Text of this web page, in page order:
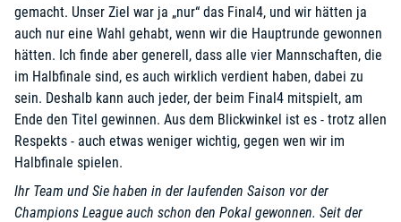
gemacht. Unser Ziel war ja „nur“ das Final4, und wir hätten ja
auch nur eine Wahl gehabt, wenn wir die Hauptrunde gewonnen
hätten. Ich finde aber generell, dass alle vier Mannschaften, die
im Halbfinale sind, es auch wirklich verdient haben, dabei zu
sein. Deshalb kann auch jeder, der beim Final4 mitspielt, am
Ende den Titel gewinnen. Aus dem Blickwinkel ist es - trotz allen
Respekts - auch etwas weniger wichtig, gegen wen wir im
Halbfinale spielen.
Ihr Team und Sie haben in der laufenden Saison vor der
Champions League auch schon den Pokal gewonnen. Seit der